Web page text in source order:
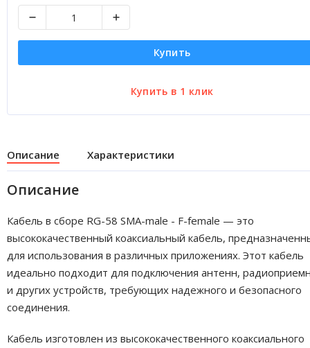
Купить
Описание Характеристики
Описание
Кабель в сборе RG-58 SMA-male - F-female — это
высококачественный коаксиальный кабель,
для использования в различных приложениях. Этот кабель
идеально подходит для подключения антенн,
и других устройств, требующих надежного и безопасного
соединения.
Кабель изготовлен из высококачественного коаксиального